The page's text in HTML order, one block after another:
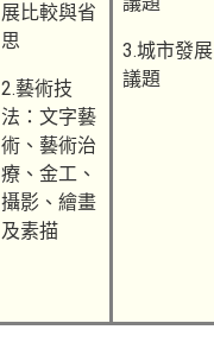
展比較與省
思
2.藝術技
法：文字藝
術、藝術治
療、金工、
攝影、繪畫
及素描
3.城市發展
議題